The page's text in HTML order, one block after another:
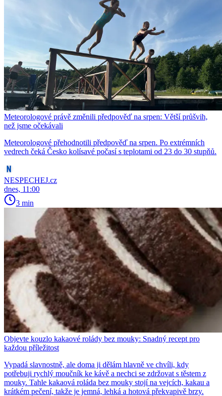
Meteorologové právě změnili předpověď na srpen: Větší průšvih,
než jsme očekávali
Meteorologové přehodnotili předpověď na srpen. Po extrémních
vedrech čeká Česko kolísavé počasí s teplotami od 23 do 30 stupňů.
NESPECHEJ.cz
dnes, 11:00
3 min
Objevte kouzlo kakaové rolády bez mouky: Snadný recept pro
každou příležitost
Vypadá slavnostně, ale doma ji dělám hlavně ve chvíli, kdy
potřebuji rychlý moučník ke kávě a nechci se zdržovat s těstem z
mouky. Tahle kakaová roláda bez mouky stojí na vejcích, kakau a
krátkém pečení, takže je jemná, lehká a hotová překvapivě brzy.